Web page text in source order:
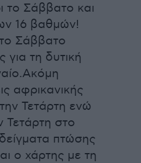
το Σάββατο και
16 βαθμών!
Σάββατο
για τη δυτική
αφρικανικής
Τετάρτη ενώ
Τετάρτη στο
πτώσης
ο χάρτης με τη